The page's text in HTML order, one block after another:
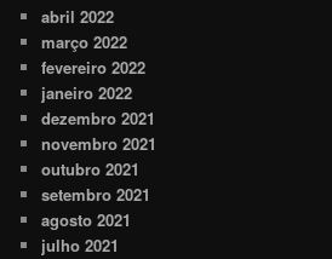
abril 2022
março 2022
fevereiro 2022
janeiro 2022
dezembro 2021
novembro 2021
outubro 2021
setembro 2021
agosto 2021
julho 2021